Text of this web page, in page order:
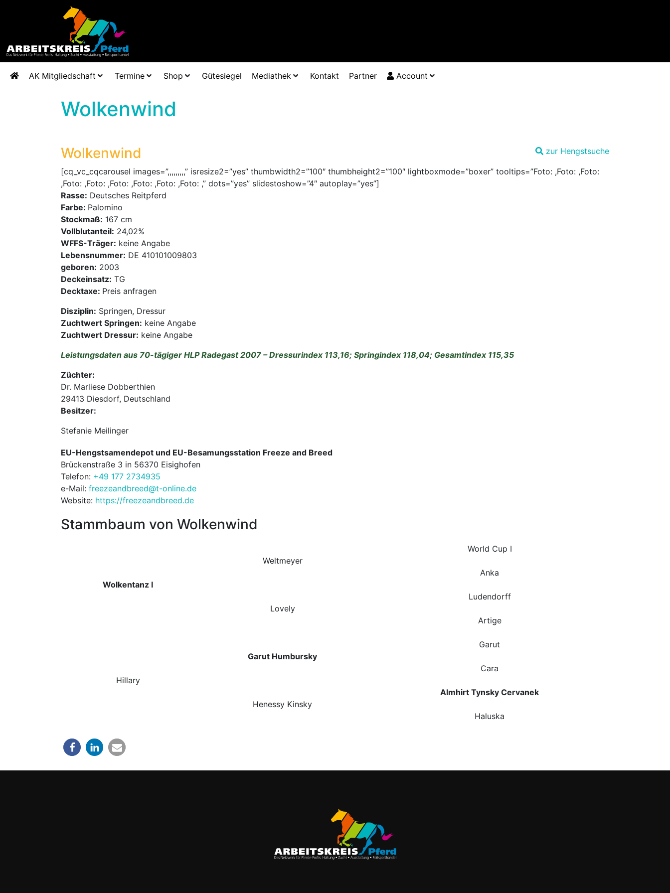
AK Mitgliedschaft Termine Shop Gütesiegel Mediathek Kontakt Partner Account
Wolkenwind
zur Hengstsuche
Wolkenwind
[cq_vc_cqcarousel images=”,,,,,,,,,” isresize2=”yes” thumbwidth2=”100″ thumbheight2=”100″ lightboxmode=”boxer” tooltips=”Foto: ,Foto: ,Foto:
,Foto: ,Foto: ,Foto: ,Foto: ,Foto: ,Foto: ,” dots=”yes” slidestoshow=”4″ autoplay=”yes”]
Rasse: Deutsches Reitpferd
Farbe: Palomino
Stockmaß: 167 cm
Vollblutanteil: 24,02%
WFFS-Träger: keine Angabe
Lebensnummer: DE 410101009803
geboren: 2003
Deckeinsatz: TG
Decktaxe: Preis anfragen
Disziplin: Springen, Dressur
Zuchtwert Springen: keine Angabe
Zuchtwert Dressur: keine Angabe
Leistungsdaten aus 70-tägiger HLP Radegast 2007 – Dressurindex 113,16; Springindex 118,04; Gesamtindex 115,35
Züchter:
Dr. Marliese Dobberthien
29413 Diesdorf, Deutschland
Besitzer:
Stefanie Meilinger
EU-Hengstsamendepot und EU-Besamungsstation Freeze and Breed
Brückenstraße 3 in 56370 Eisighofen
Telefon: +49 177 2734935
e-Mail: freezeandbreed@t-online.de
Website: https://freezeandbreed.de
Stammbaum von Wolkenwind
Wolkentanz I
Weltmeyer
World Cup I
Anka
Lovely
Ludendorff
Artige
Hillary
Garut Humbursky
Garut
Cara
Henessy Kinsky
Almhirt Tynsky Cervanek
Haluska